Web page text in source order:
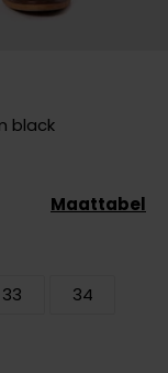
black
33 34
Maattabel